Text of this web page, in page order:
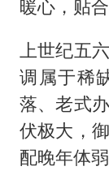
暖心，贴
上世纪五
调属于稀
落、老式
伏极大，
配晚年体